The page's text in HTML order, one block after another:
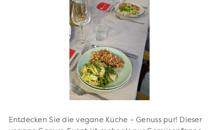
Entdecken Sie die vegane Küche – Genuss pur! Dieser